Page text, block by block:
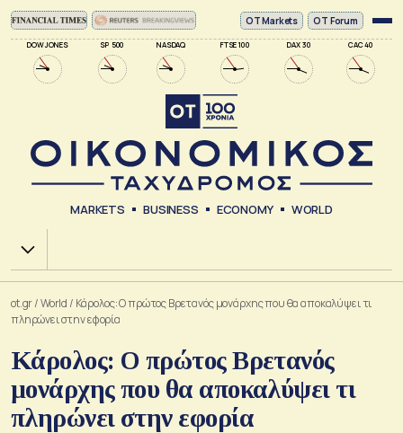
DOW JONES SP 500 NASDAQ FTSE 100 DAX 30 CAC 40
ΟΤ Markets OT Forum
MARKETS BUSINESS ECONOMY WORLD
Χ.Α.
ot.gr/World / Κάρολος: Ο πρώτος Βρετανός μονάρχης που θα αποκαλύψει τι
πληρώνει στην εφορία
Κάρολος: Ο πρώτος Βρετανός
μονάρχης που θα αποκαλύψει τι
πληρώνει στην εφορία